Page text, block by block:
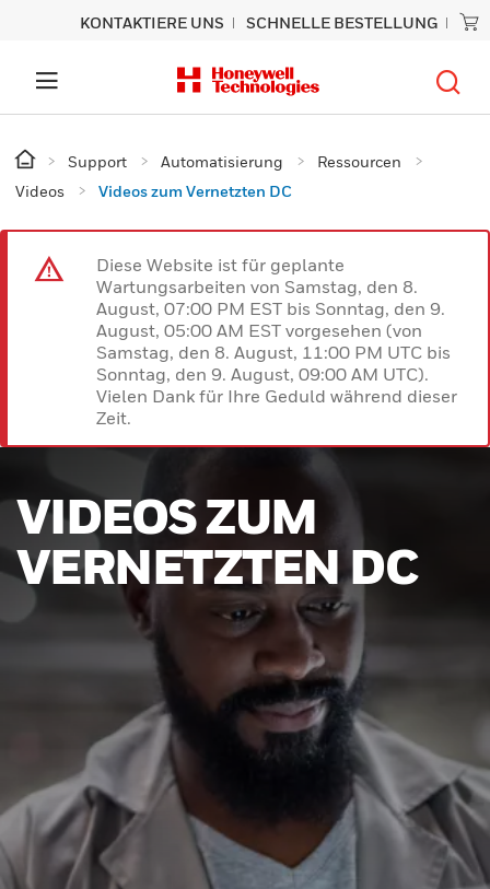
KONTAKTIERE UNS SCHNELLE BESTELLUNG
Support Automatisierung
Ressourcen
Videos
Videos zum Vernetzten DC
Diese Website ist für geplante
Wartungsarbeiten von Samstag, den 8.
August, 07:00 PM EST bis Sonntag, den 9.
August, 05:00 AM EST vorgesehen (von
Samstag, den 8. August, 11:00 PM UTC bis
Sonntag, den 9. August, 09:00 AM UTC).
Vielen Dank für Ihre Geduld während dieser
Zeit.
VIDEOS ZUM
VERNETZTEN DC